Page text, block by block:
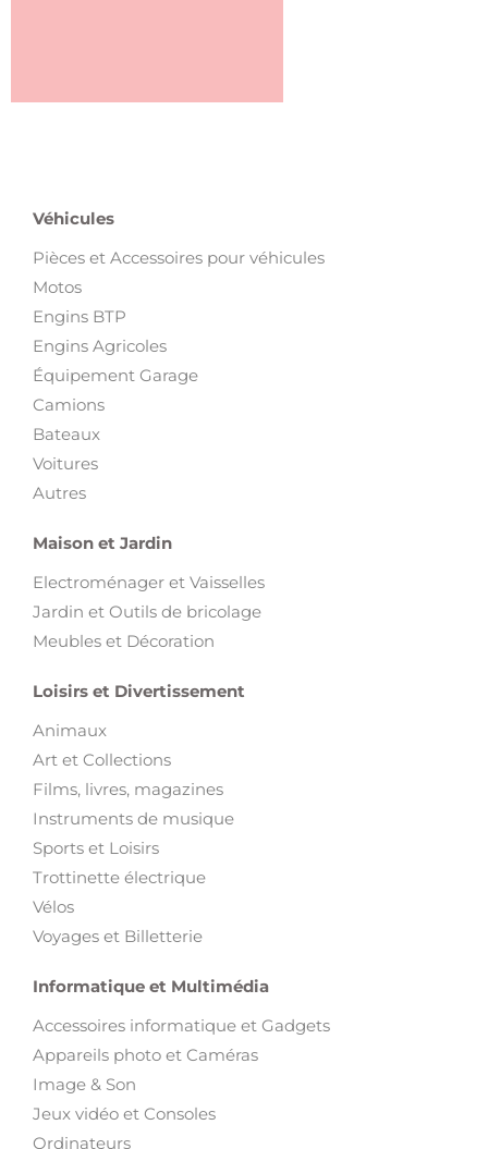
Véhicules
Pièces et Accessoires pour véhicules
Motos
Engins BTP
Engins Agricoles
Équipement Garage
Camions
Bateaux
Voitures
Autres
Maison et Jardin
Electroménager et Vaisselles
Jardin et Outils de bricolage
Meubles et Décoration
Loisirs et Divertissement
Animaux
Art et Collections
Films, livres, magazines
Instruments de musique
Sports et Loisirs
Trottinette électrique
Vélos
Voyages et Billetterie
Informatique et Multimédia
Accessoires informatique et Gadgets
Appareils photo et Caméras
Image & Son
Jeux vidéo et Consoles
Ordinateurs